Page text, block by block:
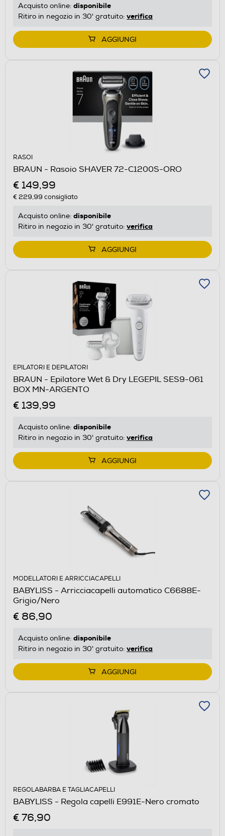
Acquisto online: disponibile
Ritiro in negozio in 30' gratuito: verifica
AGGIUNGI
RASOI
BRAUN - Rasoio SHAVER 72-C1200S-ORO
€ 149,99
€ 229,99 consigliato
Acquisto online: disponibile
Ritiro in negozio in 30' gratuito: verifica
AGGIUNGI
EPILATORI E DEPILATORI
BRAUN - Epilatore Wet & Dry LEGEPIL SES9-061
BOX MN-ARGENTO
€ 139,99
Acquisto online: disponibile
Ritiro in negozio in 30' gratuito: verifica
AGGIUNGI
MODELLATORI E ARRICCIACAPELLI
BABYLISS - Arricciacapelli automatico C6688E-
Grigio/Nero
€ 86,90
Acquisto online: disponibile
Ritiro in negozio in 30' gratuito: verifica
AGGIUNGI
REGOLABARBA E TAGLIACAPELLI
BABYLISS - Regola capelli E991E-Nero cromato
€ 76,90